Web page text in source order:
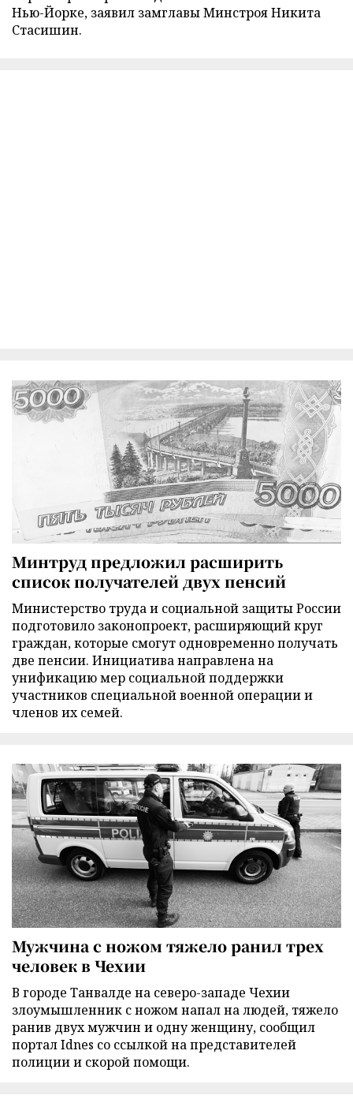
Нью-Йорке, заявил замглавы Минстроя Никита
Стасишин.
Минтруд предложил расширить
список получателей двух пенсий
Министерство труда и социальной защиты России
подготовило законопроект, расширяющий круг
граждан, которые смогут одновременно получать
две пенсии. Инициатива направлена на
унификацию мер социальной поддержки
участников специальной военной операции и
членов их семей.
Мужчина с ножом тяжело ранил трех
человек в Чехии
В городе Танвалде на северо-западе Чехии
злоумышленник с ножом напал на людей, тяжело
ранив двух мужчин и одну женщину, сообщил
портал Idnes со ссылкой на представителей
полиции и скорой помощи.